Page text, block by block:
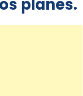
planes.